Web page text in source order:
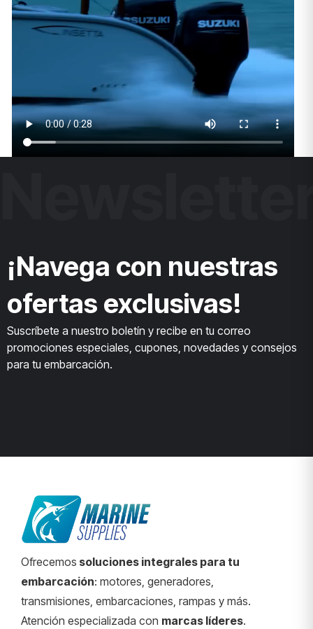
¡Navega con nuestras
ofertas exclusivas!
Suscríbete a nuestro boletín y recibe en tu correo
promociones especiales, cupones, novedades y consejos
para tu embarcación.
Ofrecemos soluciones integrales para tu
embarcación: motores, generadores,
transmisiones, embarcaciones, rampas y más.
Atención especializada con marcas líderes.